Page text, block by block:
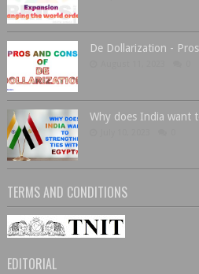
De Dollarization -
Why does India want
TERMS AND CONDITIONS
EDITORIAL